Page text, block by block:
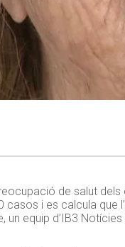
de salut
casos i es calcula
un equip d’IB3